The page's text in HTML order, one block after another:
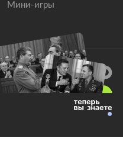
Мини-игры
защищены.